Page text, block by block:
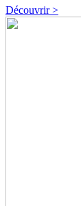
Découvrir >